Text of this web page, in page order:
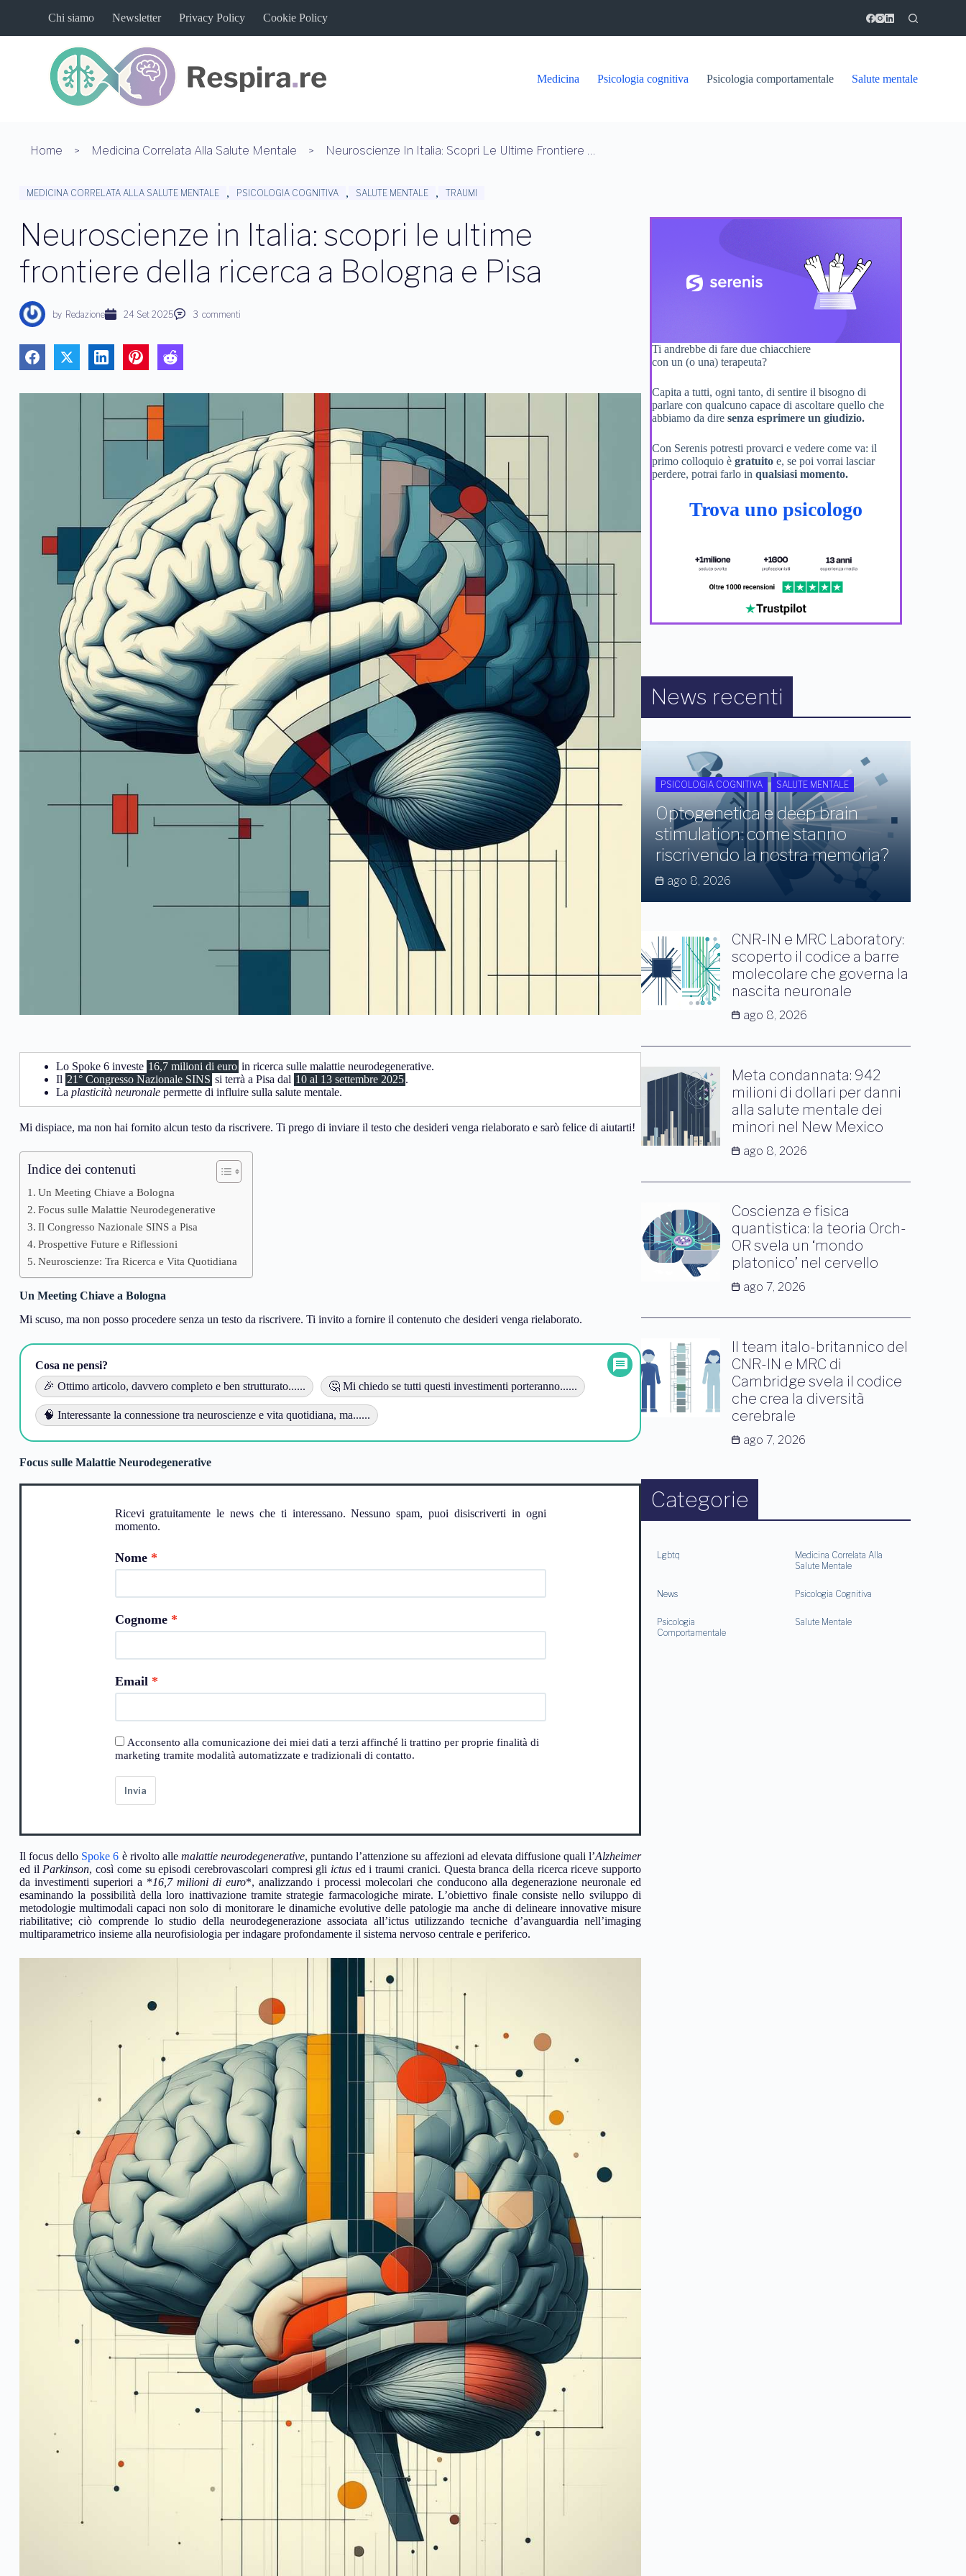
l
Chi siamo Newsletter Privacy Policy Cookie Policy
Medicina Psicologia cognitiva Psicologia comportamentale Salute mentale
Home Medicina Correlata Alla Salute Mentale Neuroscienze In Italia: Scopri Le Ultime Frontiere Della Ricerca A Bologna E Pisa
MEDICINA CORRELATA ALLA SALUTE MENTALE , PSICOLOGIA COGNITIVA , SALUTE MENTALE , TRAUMI
Neuroscienze in Italia: scopri le ultime
frontiere della ricerca a Bologna e Pisa
by Redazione 24 Set 2025 3 commenti
Lo Spoke 6 investe 16,7 milioni di euro in ricerca sulle malattie neurodegenerative.
Il 21° Congresso Nazionale SINS si terrà a Pisa dal 10 al 13 settembre 2025.
La plasticità neuronale permette di influire sulla salute mentale.
Mi dispiace, ma non hai fornito alcun testo da riscrivere. Ti prego di inviare il testo che desideri venga rielaborato e sarò felice di aiutarti!
Indice dei contenuti
Un Meeting Chiave a Bologna
Focus sulle Malattie Neurodegenerative
Il Congresso Nazionale SINS a Pisa
Prospettive Future e Riflessioni
Neuroscienze: Tra Ricerca e Vita Quotidiana
Un Meeting Chiave a Bologna
Mi scuso, ma non posso procedere senza un testo da riscrivere. Ti invito a fornire il contenuto che desideri venga rielaborato.
Cosa ne pensi?
🎉 Ottimo articolo, davvero completo e ben strutturato......
🤔 Mi chiedo se tutti questi investimenti porteranno......
🧠 Interessante la connessione tra neuroscienze e vita quotidiana, ma......
Focus sulle Malattie Neurodegenerative
Ricevi gratuitamente le news che ti interessano. Nessuno spam, puoi disiscriverti in ogni
momento.
Nome
Cognome
Email
Acconsento alla comunicazione dei miei dati a terzi affinché li trattino per proprie finalità di
marketing tramite modalità automatizzate e tradizionali di contatto.
Invia
Il focus dello Spoke 6 è rivolto alle malattie neurodegenerative, puntando l’attenzione su affezioni ad elevata diffusione quali l’Alzheimer
ed il Parkinson, così come su episodi cerebrovascolari compresi gli ictus ed i traumi cranici. Questa branca della ricerca riceve supporto
da investimenti superiori a *16,7 milioni di euro*, analizzando i processi molecolari che conducono alla degenerazione neuronale ed
esaminando la possibilità della loro inattivazione tramite strategie farmacologiche mirate. L’obiettivo finale consiste nello sviluppo di
metodologie multimodali capaci non solo di monitorare le dinamiche evolutive delle patologie ma anche di delineare innovative misure
riabilitative; ciò comprende lo studio della neurodegenerazione associata all’ictus utilizzando tecniche d’avanguardia nell’imaging
multiparametrico insieme alla neurofisiologia per indagare profondamente il sistema nervoso centrale e periferico.
Ti andrebbe di fare due chiacchiere
con un (o una) terapeuta?
Capita a tutti, ogni tanto, di sentire il bisogno di
parlare con qualcuno capace di ascoltare quello che
abbiamo da diresenza esprimere un giudizio.
Con Serenis potresti provarci e vedere come va: il
primo colloquio ègratuito e, se poi vorrai lasciar
perdere, potrai farlo inqualsiasi momento.
Trova uno psicologo
News recenti
PSICOLOGIA COGNITIVA SALUTE MENTALE
Optogenetica e deep brain
stimulation: come stanno
riscrivendo la nostra memoria?
ago 8, 2026
CNR-IN e MRC Laboratory:
scoperto il codice a barre
molecolare che governa la
nascita neuronale
ago 8, 2026
Meta condannata: 942
milioni di dollari per danni
alla salute mentale dei
minori nel New Mexico
ago 8, 2026
Coscienza e fisica
quantistica: la teoria Orch-
OR svela un ‘mondo
platonico’ nel cervello
ago 7, 2026
Il team italo-britannico del
CNR-IN e MRC di
Cambridge svela il codice
che crea la diversità
cerebrale
ago 7, 2026
Categorie
Lgbtq
Medicina Correlata Alla
Salute Mentale
News Psicologia Cognitiva
Psicologia
Comportamentale
Salute Mentale